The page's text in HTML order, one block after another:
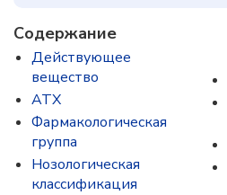
Содержание
Действующее
вещество
ATX
Фармакологическая
группа
Нозологическая
классификация